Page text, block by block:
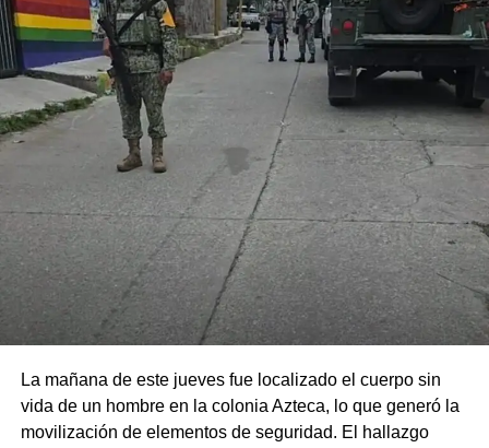
La mañana de este jueves fue localizado el cuerpo sin
vida de un hombre en la colonia Azteca, lo que generó la
movilización de elementos de seguridad. El hallazgo